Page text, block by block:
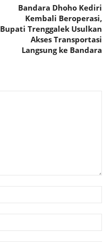
Bandara Dhoho Kediri
Kembali Beroperasi,
Bupati Trenggalek Usulkan
Akses Transportasi
Langsung ke Bandara